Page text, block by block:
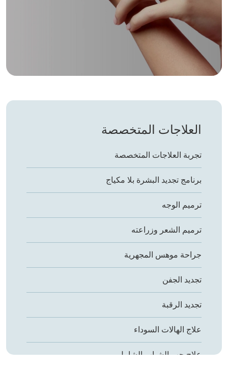
العلاجات المتخصصة
تجربة العلاجات المتخصصة
برنامج تجديد البشرة بلا مكياج
ترميم الوجه
ترميم الشعر وزراعته
جراحة موهس المجهرية
تجديد الجفن
تجديد الرقبة
علاج الهالات السوداء
علاج حب الشباب الشامل